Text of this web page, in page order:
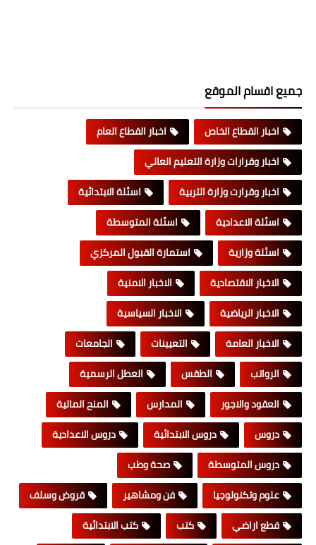
جميع اقسام الموقع
اخبار القطاع الخاص
اخبار القطاع العام
اخبار وقرارات وزارة التعليم العالي
اخبار وقرارت وزارة التربية
اسئلة الابتدائية
اسئلة الاعدادية
اسئلة المتوسطة
اسئلة وزارية
استمارة القبول المركزي
الاخبار الاقتصادية
الاخبار الامنية
الاخبار الرياضية
الاخبار السياسية
الاخبار العامة
التعيينات
الجامعات
الرواتب
الطقس
العطل الرسمية
العقود والاجور
المدارس
المنح المالية
دروس
دروس الابتدائية
دروس الاعدادية
دروس المتوسطة
صحة وطب
علوم وتكنولوجيا
فن ومشاهير
قروض وسلف
قطع اراضي
كتب
كتب الابتدائية